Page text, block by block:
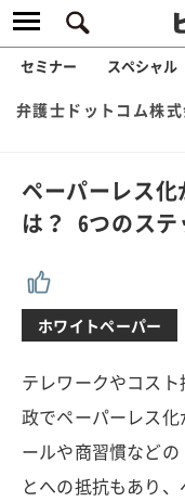
セミナー スペシャル
弁護士ドットコム株
ペーパーレス
は？ 6つのステ
ホワイトペーパー
テレワークやコス
政でペーパーレス
ールや商習慣など
とへの抵抗もあり